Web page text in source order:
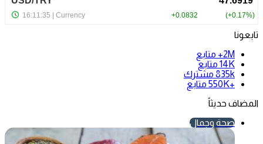
تابعونا
2M+
متابع
14K متابع
835k مشترك
+550K
متابع
المضاف حديثاً
صحة وجمال